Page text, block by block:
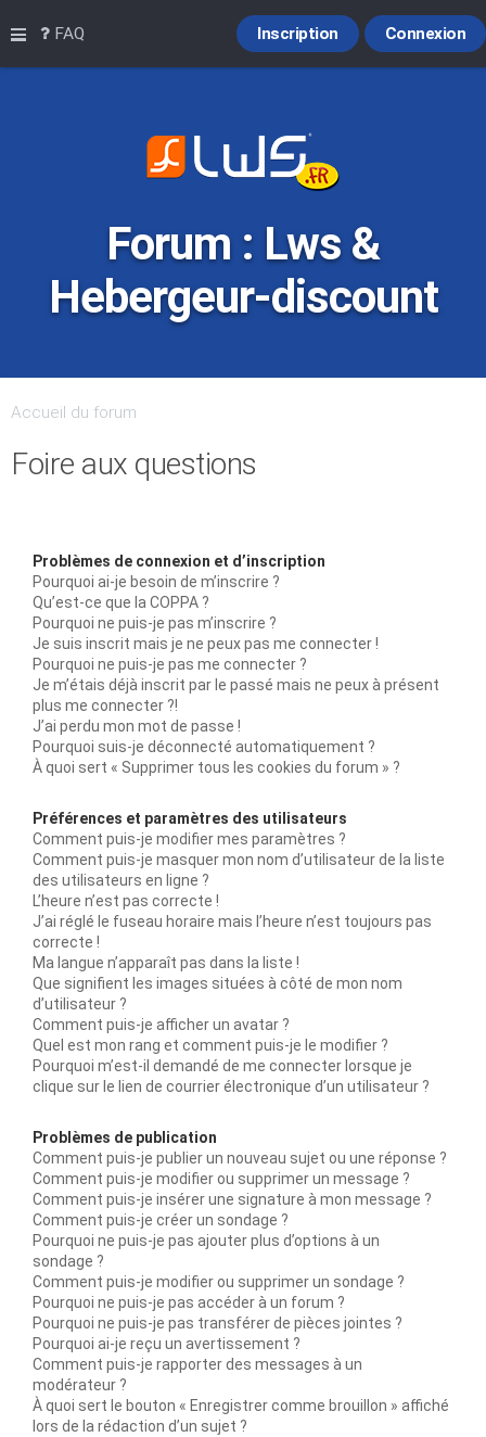
Raccourcis
FAQ Connexion
Inscription
Forum : Lws &
Hebergeur-discount
Accueil du forum
Foire aux questions
Problèmes de connexion et d’inscription
Pourquoi ai-je besoin de m’inscrire ?
Qu’est-ce que la COPPA ?
Pourquoi ne puis-je pas m’inscrire ?
Je suis inscrit mais je ne peux pas me connecter !
Pourquoi ne puis-je pas me connecter ?
Je m’étais déjà inscrit par le passé mais ne peux à présent
plus me connecter ?!
J’ai perdu mon mot de passe !
Pourquoi suis-je déconnecté automatiquement ?
À quoi sert « Supprimer tous les cookies du forum » ?
Préférences et paramètres des utilisateurs
Comment puis-je modifier mes paramètres ?
Comment puis-je masquer mon nom d’utilisateur de la liste
des utilisateurs en ligne ?
L’heure n’est pas correcte !
J’ai réglé le fuseau horaire mais l’heure n’est toujours pas
correcte !
Ma langue n’apparaît pas dans la liste !
Que signifient les images situées à côté de mon nom
d’utilisateur ?
Comment puis-je afficher un avatar ?
Quel est mon rang et comment puis-je le modifier ?
Pourquoi m’est-il demandé de me connecter lorsque je
clique sur le lien de courrier électronique d’un utilisateur ?
Problèmes de publication
Comment puis-je publier un nouveau sujet ou une réponse ?
Comment puis-je modifier ou supprimer un message ?
Comment puis-je insérer une signature à mon message ?
Comment puis-je créer un sondage ?
Pourquoi ne puis-je pas ajouter plus d’options à un
sondage ?
Comment puis-je modifier ou supprimer un sondage ?
Pourquoi ne puis-je pas accéder à un forum ?
Pourquoi ne puis-je pas transférer de pièces jointes ?
Pourquoi ai-je reçu un avertissement ?
Comment puis-je rapporter des messages à un
modérateur ?
À quoi sert le bouton « Enregistrer comme brouillon » affiché
lors de la rédaction d’un sujet ?